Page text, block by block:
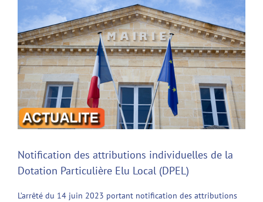
Notification des attributions individuelles de la
Dotation Particulière Elu Local (DPEL)
L’arrêté du 14 juin 2023 portant notification des attributions